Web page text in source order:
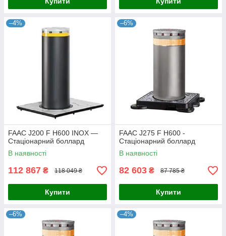
–4%
FAAC J200 F H600 INOX —
Стаціонарний боллард
В наявності
112 867 ₴ 118 049 ₴
Купити
–6%
FAAC J275 F H600 -
Стаціонарний боллард
В наявності
82 603 ₴ 87 785 ₴
Купити
–6% –4%